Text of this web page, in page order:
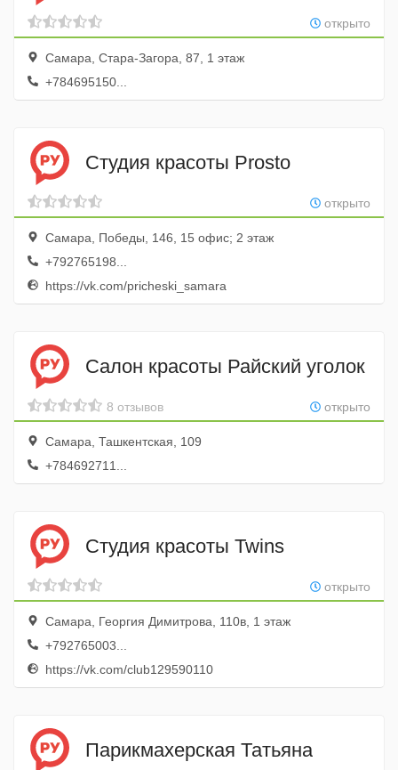
открыто
Самара, Стара-Загора, 87, 1 этаж
+784695150...
Студия красоты Prosto
открыто
Самара, Победы, 146, 15 офис; 2 этаж
+792765198...
https://vk.com/pricheski_samara
Салон красоты Райский уголок
открыто
8 отзывов
Самара, Ташкентская, 109
+784692711...
Студия красоты Twins
открыто
Самара, Георгия Димитрова, 110в, 1 этаж
+792765003...
https://vk.com/club129590110
Парикмахерская Татьяна